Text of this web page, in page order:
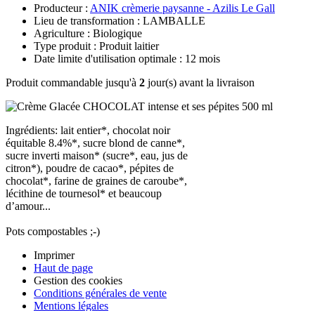
Producteur : ANIK crèmerie paysanne - Azilis Le Gall
Lieu de transformation : LAMBALLE
Agriculture : Biologique
Type produit : Produit laitier
Date limite d'utilisation optimale : 12 mois
Produit commandable jusqu'à 2 jour(s) avant la livraison
Ingrédients: lait entier*, chocolat noir
équitable 8.4%*, sucre blond de canne*,
sucre inverti maison* (sucre*, eau, jus de
citron*), poudre de cacao*, pépites de
chocolat*, farine de graines de caroube*,
lécithine de tournesol* et beaucoup
d’amour...
Pots compostables ;-)
Imprimer
Haut de page
Gestion des cookies
Conditions générales de vente
Mentions légales